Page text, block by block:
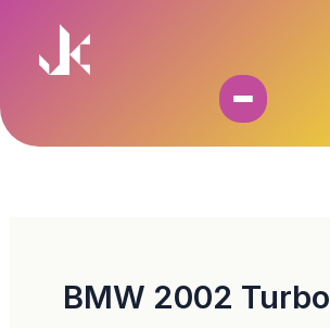
content
BMW 2002 Turbo